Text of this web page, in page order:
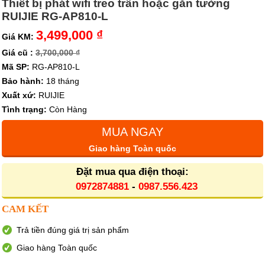
Thiết bị phát wifi treo trần hoặc gắn tường
RUIJIE RG-AP810-L
Giá KM: 3,499,000 ₫
Giá cũ : 3,700,000 ₫
Mã SP: RG-AP810-L
Bảo hành: 18 tháng
Xuất xứ: RUIJIE
Tình trạng: Còn Hàng
MUA NGAY
Giao hàng Toàn quốc
Đặt mua qua điện thoại:
0972874881- 0987.556.423
CAM KẾT
Trả tiền đúng giá trị sản phẩm
Giao hàng Toàn quốc